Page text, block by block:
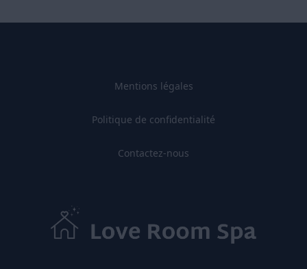
Mentions légales
Politique de confidentialité
Contactez-nous